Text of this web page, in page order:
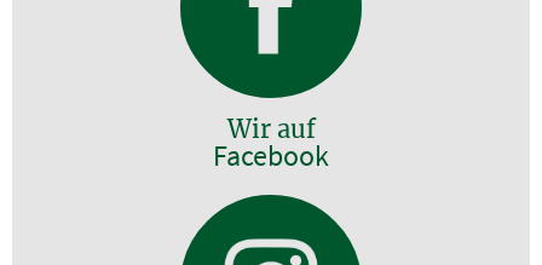
Wir auf
Facebook